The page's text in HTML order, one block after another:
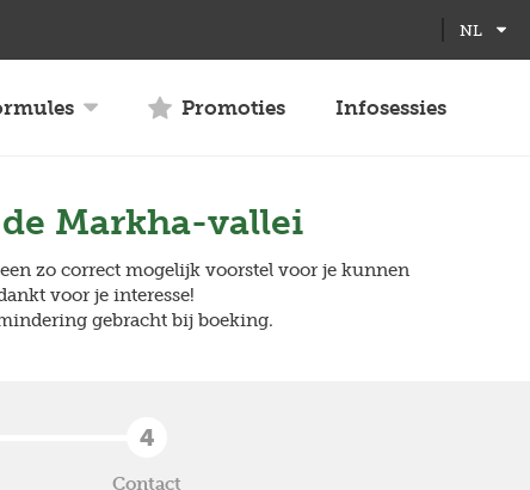
NL
Promoties Infosessies
Markha-vallei
zo correct mogelijk voorstel voor je kunnen
voor je interesse!
gebracht bij boeking.
4
Contact